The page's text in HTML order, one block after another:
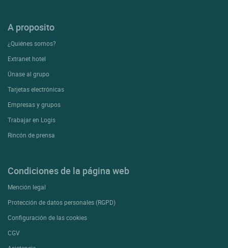
A proposito
¿Quiénes somos?
Extranet hotel
Únase al grupo
Tarjetas electrónicas
Empresas y grupos
Trabajar en Logis
Rincón de prensa
Condiciones de la página web
Mención legal
Protección de datos personales (RGPD)
Configuración de las cookies
CGV